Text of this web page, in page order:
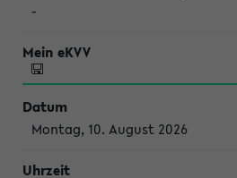
-
Montag, 10. August 2026